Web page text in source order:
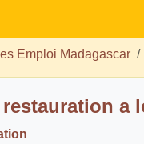
Emploi Madagascar
a